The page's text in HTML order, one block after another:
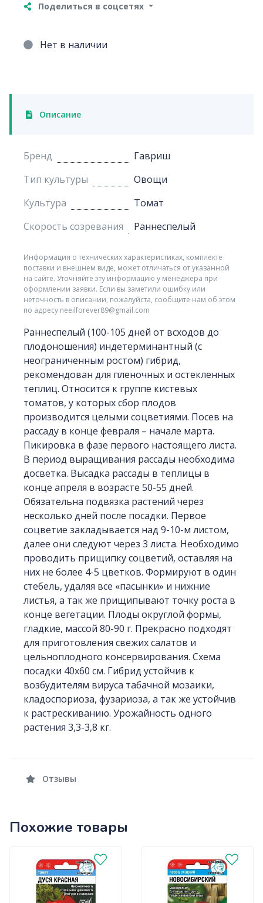
Поделиться в соцсетях
Нет в наличии
Описание
Бренд
Гавриш
Тип культуры
Овощи
Культура
Томат
Скорость созревания
Раннеспелый
Информация о технических характеристиках, комплекте
поставки и внешнем виде, может отличаться от указанной
на сайте. Уточняйте эту информацию у менеджера при
оформлении заявки. Если вы заметили ошибку или
неточность в описании, пожалуйста, сообщите нам об этом
по адресу neeilforever89@gmail.com
Раннеспелый (100-105 дней от всходов до
плодоношения) индетерминантный (с
неограниченным ростом) гибрид,
рекомендован для пленочных и остекленных
теплиц. Относится к группе кистевых
томатов, у которых сбор плодов
производится целыми соцветиями. Посев на
рассаду в конце февраля – начале марта.
Пикировка в фазе первого настоящего листа.
В период выращивания рассады необходима
досветка. Высадка рассады в теплицы в
конце апреля в возрасте 50-55 дней.
Обязательна подвязка растений через
несколько дней после посадки. Первое
соцветие закладывается над 9-10-м листом,
далее они следуют через 3 листа. Необходимо
проводить прищипку соцветий, оставляя на
них не более 4-5 цветков. Формируют в один
стебель, удаляя все «пасынки» и нижние
листья, а так же прищипывают точку роста в
конце вегетации. Плоды округлой формы,
гладкие, массой 80-90 г. Прекрасно подходят
для приготовления свежих салатов и
цельноплодного консервирования. Схема
посадки 40х60 см. Гибрид устойчив к
возбудителям вируса табачной мозаики,
кладоспориоза, фузариоза, а так же устойчив
к растрескиванию. Урожайность одного
растения 3,3-3,8 кг.
Отзывы
Похожие товары